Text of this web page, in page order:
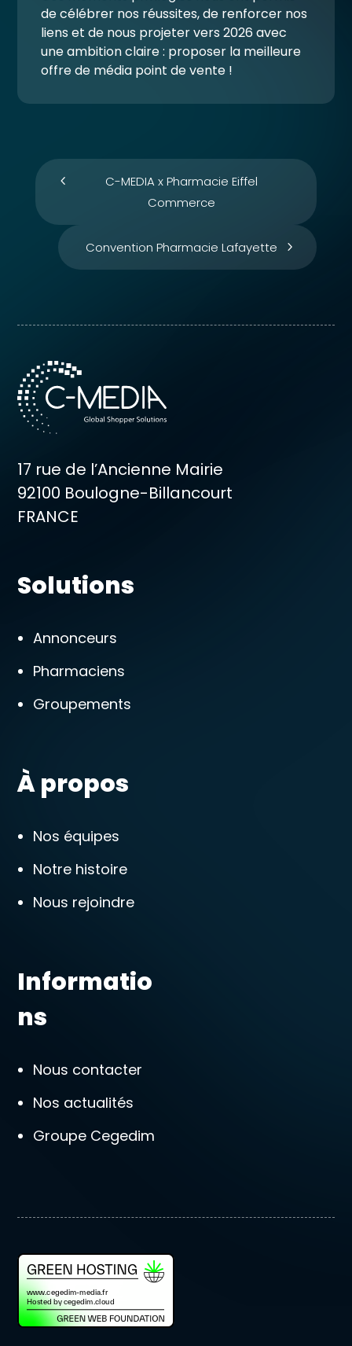
de célébrer nos réussites, de renforcer nos
liens et de nous projeter vers 2026 avec
une ambition claire : proposer la meilleure
offre de média point de vente !
C-MEDIA x Pharmacie Eiffel
Commerce
Convention Pharmacie Lafayette
17 rue de l’Ancienne Mairie
92100 Boulogne-Billancourt
FRANCE
Solutions
Annonceurs
Pharmaciens
Groupements
À propos
Nos équipes
Notre histoire
Nous rejoindre
Informatio
ns
Nous contacter
Nos actualités
Groupe Cegedim